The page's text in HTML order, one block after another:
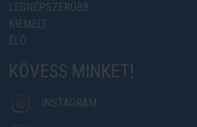
LEGNÉPSZERŰBB
KIEMELT
ÉLŐ
KÖVESS MINKET!
INSTAGRAM